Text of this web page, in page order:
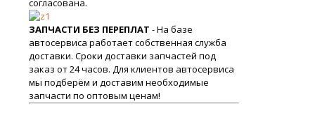
согласована.
ЗАПЧАСТИ БЕЗ ПЕРЕПЛАТ - На базе
автосервиса работает собственная служба
доставки. Сроки доставки запчастей под
заказ от 24 часов. Для клиентов автосервиса
мы подберём и доставим необходимые
запчасти по оптовым ценам!